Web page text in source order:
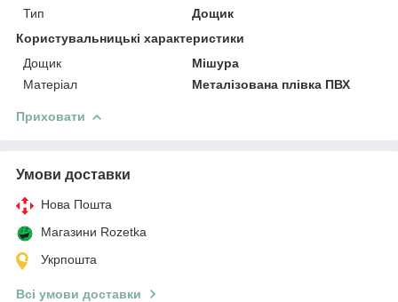
Тип
Дощик
Користувальницькі характеристики
Дощик
Мішура
Матеріал
Металізована плівка ПВХ
Приховати
Умови доставки
Нова Пошта
Магазини Rozetka
Укрпошта
Всі умови доставки